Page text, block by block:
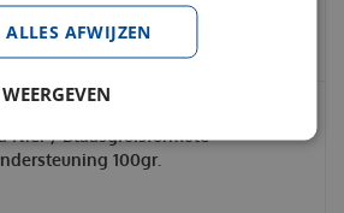
Nier / Blaasgruisformule
100gr.
ALLES AFWIJZEN